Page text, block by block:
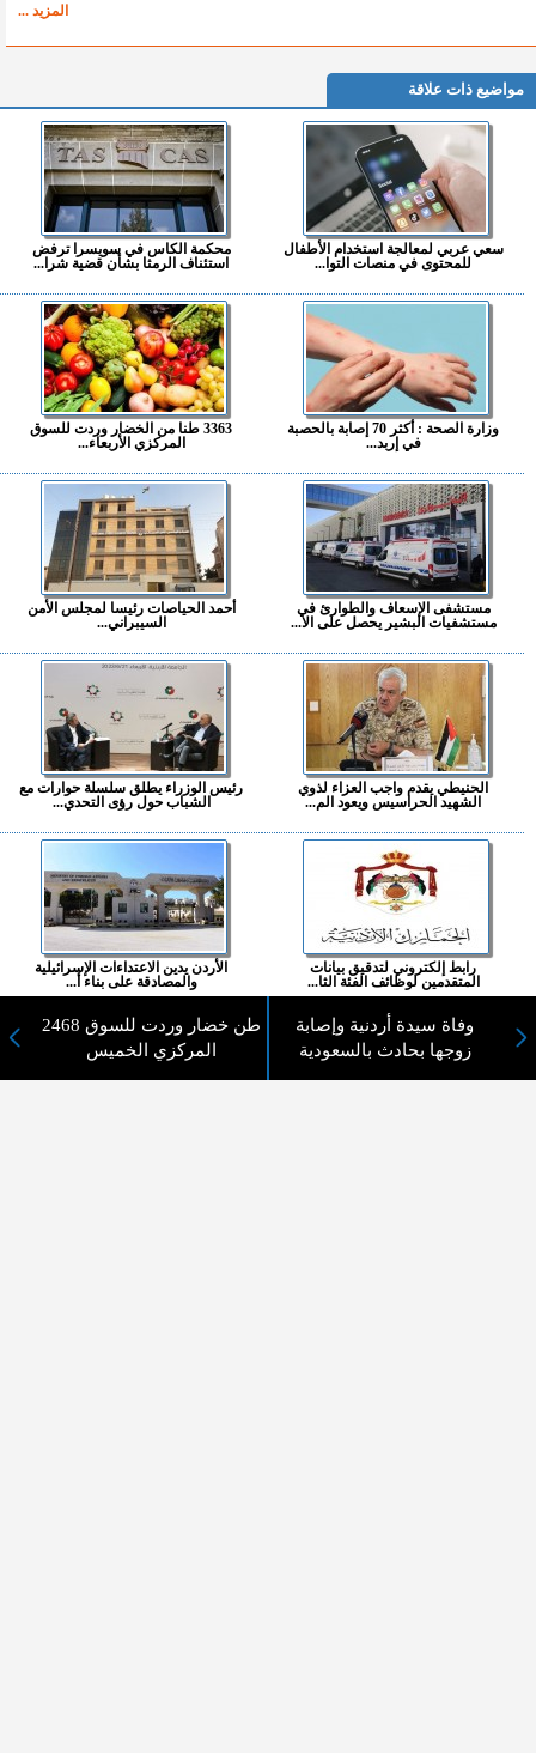
المزيد ...
مواضيع ذات علاقة
سعي عربي لمعالجة استخدام الأطفال
للمحتوى في منصات التوا...
محكمة الكاس في سويسرا ترفض
استئناف الرمثا بشأن قضية شرا...
وزارة الصحة : أكثر 70 إصابة بالحصبة
في إربد...
3363 طنا من الخضار وردت للسوق
المركزي الأربعاء...
مستشفى الإسعاف والطوارئ في
مستشفيات البشير يحصل على الا...
أحمد الحياصات رئيسا لمجلس الأمن
السيبراني...
الحنيطي يقدم واجب العزاء لذوي
الشهيد الحراسيس ويعود الم...
رئيس الوزراء يطلق سلسلة حوارات مع
الشباب حول رؤى التحدي...
رابط إلكتروني لتدقيق بيانات
المتقدمين لوظائف الفئة الثا...
الأردن يدين الاعتداءات الإسرائيلية
والمصادقة على بناء أ...
المزيد ...
اختيارات القراء
وفاة سيدة أردنية وإصابة
زوجها بحادث بالسعودية
2468 طن خضار وردت للسوق
المركزي الخميس